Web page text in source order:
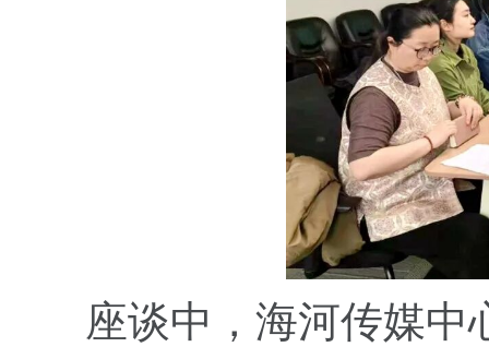
座谈中，海河传媒